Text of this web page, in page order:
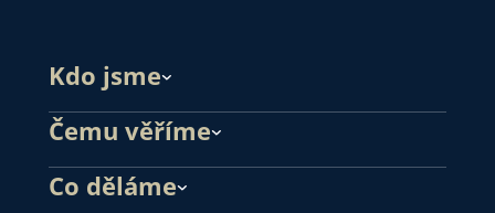
Kdo jsme
Čemu věříme
Co děláme